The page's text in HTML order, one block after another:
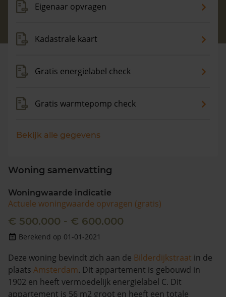
Eigenaar opvragen
Kadastrale kaart
Gratis energielabel check
Gratis warmtepomp check
Bekijk alle gegevens
Woning samenvatting
Woningwaarde indicatie
Actuele woningwaarde opvragen (gratis)
€ 500.000 - € 600.000
Berekend op 01-01-2021
Deze woning bevindt zich aan de Bilderdijkstraat in de
plaats Amsterdam. Dit appartement is gebouwd in
1902 en heeft vermoedelijk energielabel C. Dit
appartement is 56 m2 groot en heeft een totale